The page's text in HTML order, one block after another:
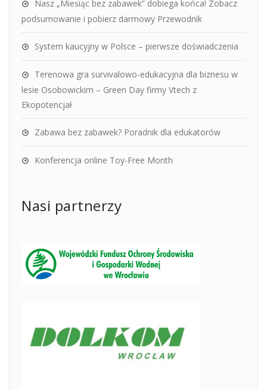
Nasz „Miesiąc bez zabawek” dobiega końca! Zobacz
podsumowanie i pobierz darmowy Przewodnik
System kaucyjny w Polsce – pierwsze doświadczenia
Terenowa gra survivalowo-edukacyjna dla biznesu w
lesie Osobowickim – Green Day firmy Vtech z
Ekopotencjał
Zabawa bez zabawek? Poradnik dla edukatorów
Konferencja online Toy-Free Month
Nasi partnerzy